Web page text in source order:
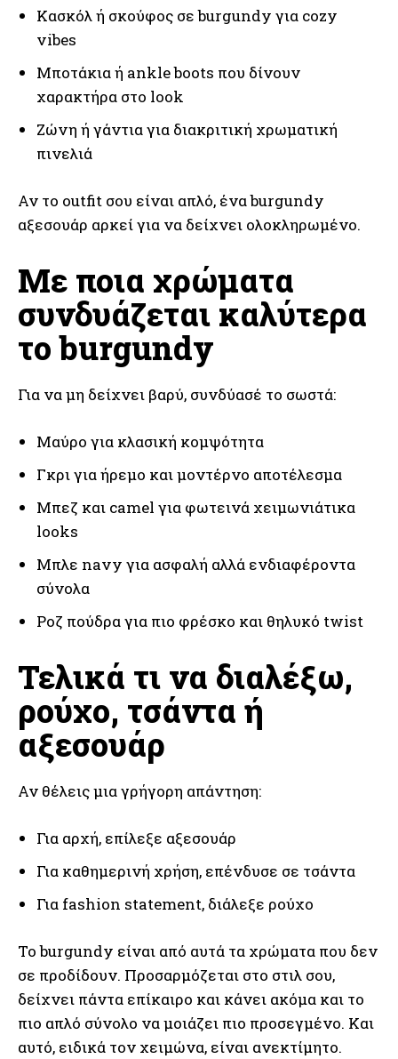
Κασκόλ ή σκούφος σε burgundy για cozy
vibes
Μποτάκια ή ankle boots που δίνουν
χαρακτήρα στο look
Ζώνη ή γάντια για διακριτική χρωματική
πινελιά
Αν το outfit σου είναι απλό, ένα burgundy
αξεσουάρ αρκεί για να δείχνει ολοκληρωμένο.
Με ποια χρώματα
συνδυάζεται καλύτερα
το burgundy
Για να μη δείχνει βαρύ, συνδύασέ το σωστά:
Μαύρο για κλασική κομψότητα
Γκρι για ήρεμο και μοντέρνο αποτέλεσμα
Μπεζ και camel για φωτεινά χειμωνιάτικα
looks
Μπλε navy για ασφαλή αλλά ενδιαφέροντα
σύνολα
Ροζ πούδρα για πιο φρέσκο και θηλυκό twist
Τελικά τι να διαλέξω,
ρούχο, τσάντα ή
αξεσουάρ
Αν θέλεις μια γρήγορη απάντηση:
Για αρχή, επίλεξε αξεσουάρ
Για καθημερινή χρήση, επένδυσε σε τσάντα
Για fashion statement, διάλεξε ρούχο
Το burgundy είναι από αυτά τα χρώματα που δεν
σε προδίδουν. Προσαρμόζεται στο στιλ σου,
δείχνει πάντα επίκαιρο και κάνει ακόμα και το
πιο απλό σύνολο να μοιάζει πιο προσεγμένο. Και
αυτό, ειδικά τον χειμώνα, είναι ανεκτίμητο.